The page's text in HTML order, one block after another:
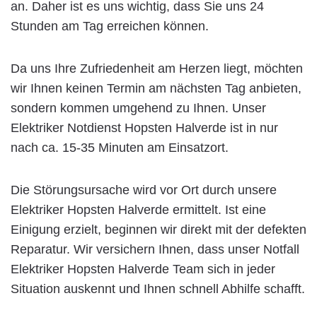
an. Daher ist es uns wichtig, dass Sie uns 24
Stunden am Tag erreichen können.
Da uns Ihre Zufriedenheit am Herzen liegt, möchten
wir Ihnen keinen Termin am nächsten Tag anbieten,
sondern kommen umgehend zu Ihnen. Unser
Elektriker Notdienst Hopsten Halverde ist in nur
nach ca. 15-35 Minuten am Einsatzort.
Die Störungsursache wird vor Ort durch unsere
Elektriker Hopsten Halverde ermittelt. Ist eine
Einigung erzielt, beginnen wir direkt mit der defekten
Reparatur. Wir versichern Ihnen, dass unser Notfall
Elektriker Hopsten Halverde Team sich in jeder
Situation auskennt und Ihnen schnell Abhilfe schafft.